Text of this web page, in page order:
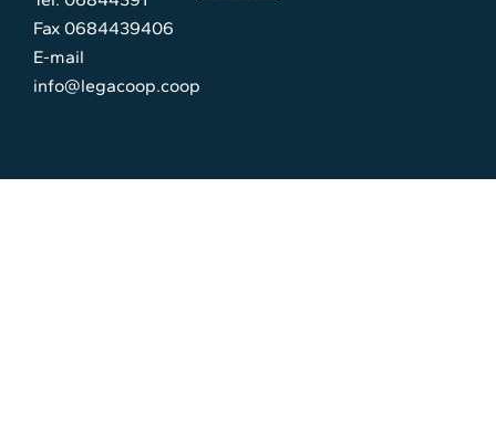
Fax 0684439406
E-mail
info@legacoop.coop